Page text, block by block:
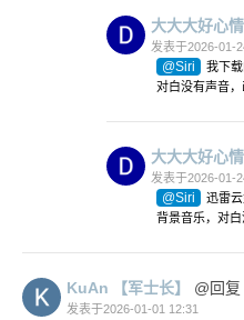
大大大好心情
发表于2026-01-
@Siri
我下
对白没有声音，
大大大好心情
发表于2026-01-
@Siri
迅雷
背景音乐，对
KuAn 【军士长】 @回复
发表于2026-01-01 12:31